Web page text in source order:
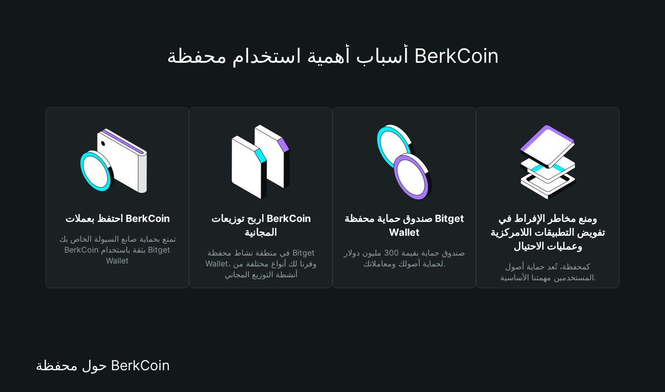
أسباب أهمية استخدام محفظة BerkCoin
احتفظ بعملات BerkCoin
تمتع بحماية صانع السيولة الخاص بك
BerkCoin بثقة باستخدام Bitget
Wallet
اربح توزيعات BerkCoin
المجانية
في منطقة نشاط محفظة Bitget
Wallet، وفرنا لك أنواع مختلفة من
أنشطة التوزيع المجاني
صندوق حماية محفظة Bitget
Wallet
صندوق حماية بقيمة 300 مليون دولار
لحماية أصولك ومعاملاتك.
ومنع مخاطر الإفراط في
تفويض التطبيقات اللامركزية
وعمليات الاحتيال
كمحفظة، تُعد حماية أصول
المستخدمين مهمتنا الأساسية.
حول محفظة BerkCoin